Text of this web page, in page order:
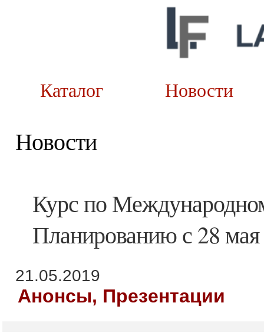
Каталог
Новости
Курс по
Планированию с 28
21.05.2019
Анонсы, Презентации